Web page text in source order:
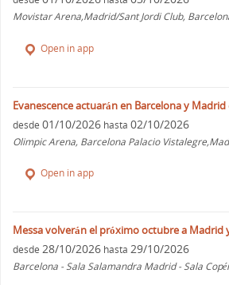
Movistar Arena,Madrid/Sant Jordi Club,
Open in app
Evanescence actuarán en Barcelona y
desde 01/10/2026 hasta 02/10/2026
Olimpic Arena, Barcelona Palacio
Open in app
Messa volverán el próximo octubre a Madrid
desde 28/10/2026 hasta 29/10/2026
Barcelona - Sala Salamandra Madrid - Sala